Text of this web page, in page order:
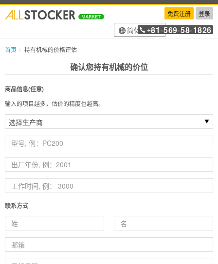
免费注册 登录
简体中文
+81 -569-58-1826
首页 持有机械的价格评估
确认您持有机械的价位
商品信息(任意)
输入的项目越多，估价的精度也越高。
联系方式